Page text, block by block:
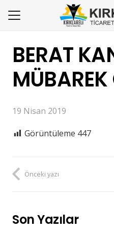
BERAT
MÜBAREK
19 Nisan 2019
Görüntüleme 447
Önceki yazı
Son Yazılar